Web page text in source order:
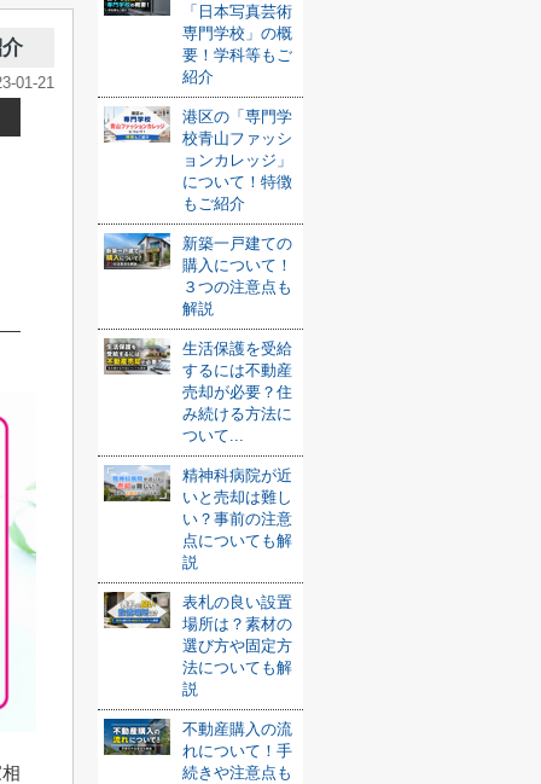
01-21
「日本写真芸術
専門学校」の概
要！学科等もご
紹介
港区の「専門学
校青山ファッシ
ョンカレッジ」
について！特徴
もご紹介
新築一戸建ての
購入について！
３つの注意点も
解説
生活保護を受給
するには不動産
売却が必要？住
み続ける方法に
ついて...
精神科病院が近
いと売却は難し
い？事前の注意
点についても解
説
表札の良い設置
場所は？素材の
選び方や固定方
法についても解
説
不動産購入の流
れについて！手
続きや注意点も